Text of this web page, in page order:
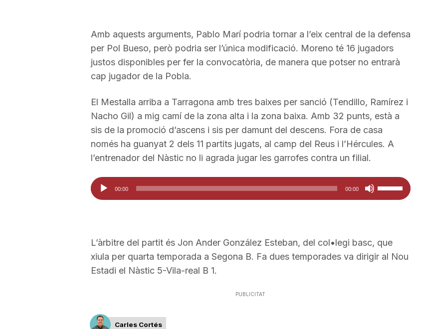
disminuir
el
volum.
de
fletxa
cap
per
a
incrementar
o
volum.
Amb aquests arguments, Pablo Marí podria tornar a l’eix central de la defensa
per Pol Bueso, però podria ser l’única modificació. Moreno té 16 jugadors
justos disponibles per fer la convocatòria, de manera que potser no entrarà
cap jugador de la Pobla.
El Mestalla arriba a Tarragona amb tres baixes per sanció (Tendillo, Ramírez i
Nacho Gil) a mig camí de la zona alta i la zona baixa. Amb 32 punts, està a
sis de la promoció d’ascens i sis per damunt del descens. Fora de casa
només ha guanyat 2 dels 11 partits jugats, al camp del Reus i l’Hércules. A
l’entrenador del Nàstic no li agrada jugar les garrofes contra un filial.
Reproductor
d'àudio
00:00 00:00
Feu
servir
de
fletxa
L’àrbitre del partit és Jon Ander González Esteban, del col•legi basc, que
xiula per quarta temporada a Segona B. Fa dues temporades va dirigir al Nou
Estadi el Nàstic 5-Vila-real B 1.
PUBLICITAT
Carles Cortés